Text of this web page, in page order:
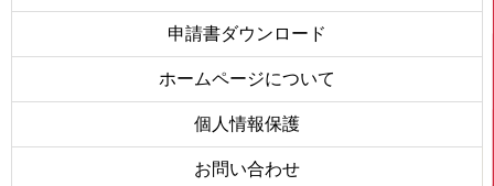
申請書ダウンロード
ホームページについて
個人情報保護
お問い合わせ